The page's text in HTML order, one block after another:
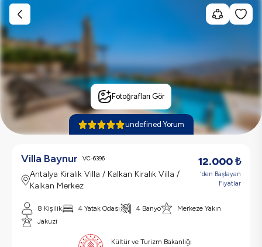
Fotoğrafları Gör
undefined Yorum
Villa Baynur VC-6396
Antalya Kiralık Villa / Kalkan Kiralık Villa /
Kalkan Merkez
12.000₺
'den Başlayan
Fiyatlar
8 Kişilik 4 Yatak Odası 4 Banyo
Merkeze Yakın
Jakuzi
Kültür ve Turizm Bakanlığı